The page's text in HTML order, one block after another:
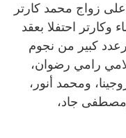
زواج محمد كارتر
احتفلا بعقد
كبير من نجوم
رامي رضوان،
ومحمد أنور،
جاد،